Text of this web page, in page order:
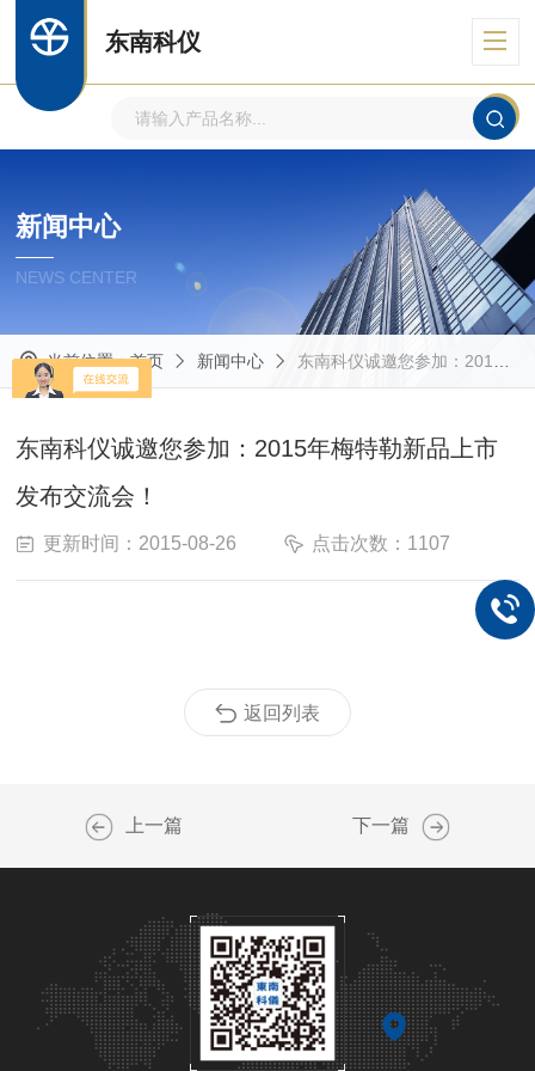
东南科仪
新闻中心
NEWS CENTER
当前位置：首页 新闻中心 东南科仪诚邀您参加：2015年梅特勒新品上市发布交流会！
东南科仪诚邀您参加：2015年梅特勒新品上市
发布交流会！
更新时间：2015-08-26 点击次数：1107
返回列表
上一篇 下一篇